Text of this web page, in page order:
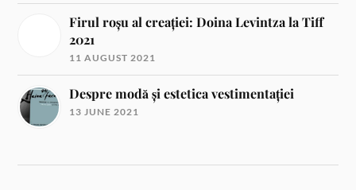
Firul roșu al creației: Doina Levintza la Tiff
2021
11 AUGUST 2021
Despre modă și estetica vestimentației
13 JUNE 2021